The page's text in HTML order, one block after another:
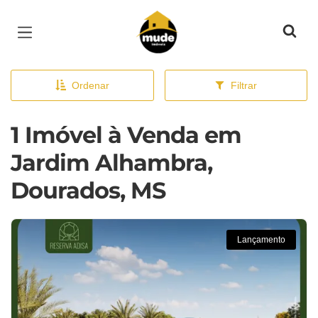
Página inicial
Ordenar Filtrar
1 Imóvel à Venda em
Jardim Alhambra,
Dourados, MS
Lançamento